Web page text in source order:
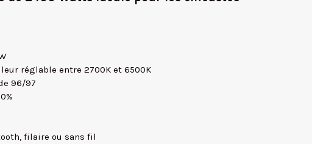
réglable entre 2700K et 6500K
96/97
filaire ou sans fil